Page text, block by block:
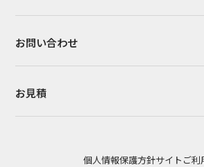
お問い合わせ
お見積
個人情報保護方針サイトご利